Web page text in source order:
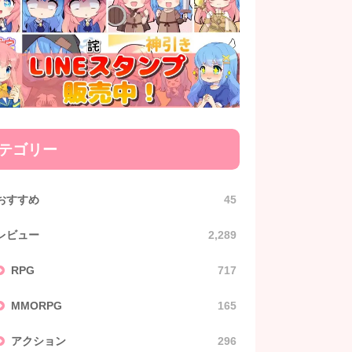
ゴリー
すすめ 45
ビュー 2,289
RPG 717
MMORPG 165
アクション 296